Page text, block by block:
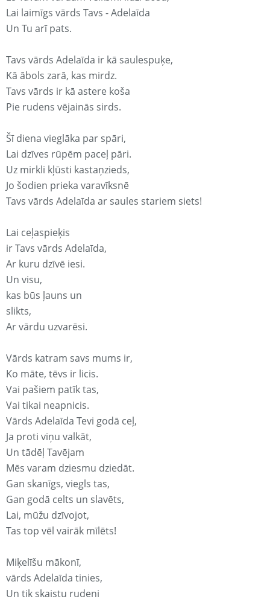
Lai laimīgs vārds Tavs - Adelaīda
Un Tu arī pats.
Tavs vārds Adelaīda ir kā saulespuķe,
Kā ābols zarā, kas mirdz.
Tavs vārds ir kā astere koša
Pie rudens vējainās sirds.
Šī diena vieglāka par spāri,
Lai dzīves rūpēm paceļ pāri.
Uz mirkli kļūsti kastaņzieds,
Jo šodien prieka varavīksnē
Tavs vārds Adelaīda ar saules stariem siets!
Lai ceļaspieķis
ir Tavs vārds Adelaīda,
Ar kuru dzīvē iesi.
Un visu,
kas būs ļauns un
slikts,
Ar vārdu uzvarēsi.
Vārds katram savs mums ir,
Ko māte, tēvs ir licis.
Vai pašiem patīk tas,
Vai tikai neapnicis.
Vārds Adelaīda Tevi godā ceļ,
Ja proti viņu valkāt,
Un tādēļ Tavējam
Mēs varam dziesmu dziedāt.
Gan skanīgs, viegls tas,
Gan godā celts un slavēts,
Lai, mūžu dzīvojot,
Tas top vēl vairāk mīlēts!
Miķelīšu mākonī,
vārds Adelaīda tinies,
Un tik skaistu rudeni